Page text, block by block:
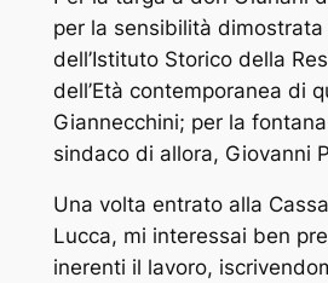
per la sensibilità
dell’Istituto Storico della
dell’Età contemporanea di
Giannecchini; per la
sindaco di allora, Giovanni
Una volta entrato alla
Lucca, mi interessai ben
inerenti il lavoro,